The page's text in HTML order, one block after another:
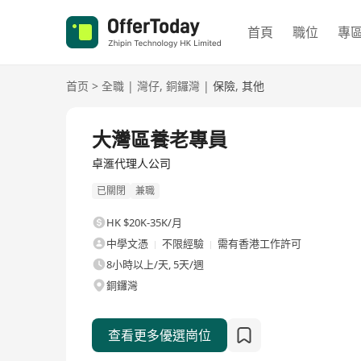
首頁 職位 專
首页 > 全職 | 灣仔, 銅鑼灣 | 保險, 其他
大灣區養老專員
卓滙代理人公司
已關閉 兼職
HK $20K-35K/月
中學文憑
不限經驗
需有香港工作許可
8小時以上/天, 5天/週
銅鑼灣
查看更多優選崗位